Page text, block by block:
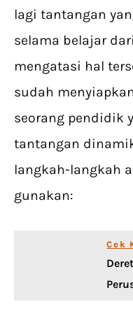
lagi tantangan
selama belajar
mengatasi hal
sudah
seorang pendidik
tantangan
langkah-langkah
gunakan:
Cek